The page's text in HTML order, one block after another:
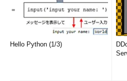
Hello Python (1/3)